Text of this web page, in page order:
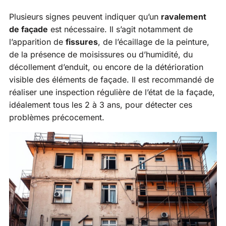
Plusieurs signes peuvent indiquer qu’un ravalement
de façade est nécessaire. Il s’agit notamment de
l’apparition de fissures, de l’écaillage de la peinture,
de la présence de moisissures ou d’humidité, du
décollement d’enduit, ou encore de la détérioration
visible des éléments de façade. Il est recommandé de
réaliser une inspection régulière de l’état de la façade,
idéalement tous les 2 à 3 ans, pour détecter ces
problèmes précocement.